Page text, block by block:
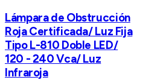
Lámpara de Obstrucción
Roja Certificada/ Luz Fija
Tipo L-810 Doble LED/
120 - 240 Vca/ Luz
Infraroja